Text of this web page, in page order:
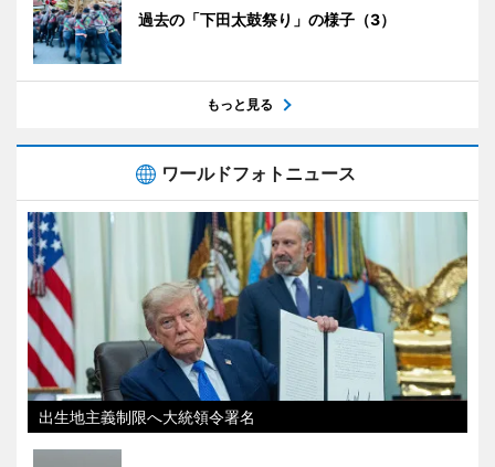
過去の「下田太鼓祭り」の様子（3）
もっと見る
ワールドフォトニュース
出生地主義制限へ大統領令署名